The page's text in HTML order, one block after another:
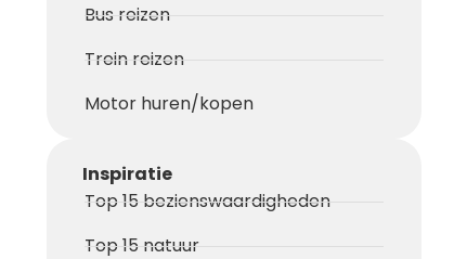
Bus reizen
Trein reizen
Motor huren/kopen
Inspiratie
Top 15 bezienswaardigheden
Top 15 natuur